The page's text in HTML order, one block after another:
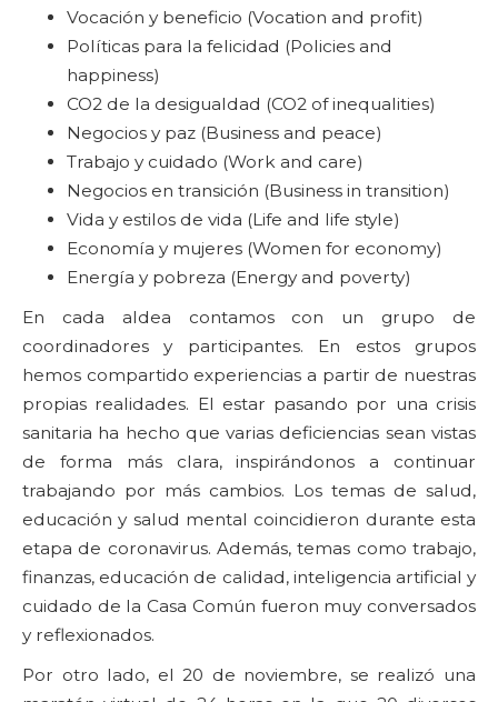
Vocación y beneficio (Vocation and profit)
Políticas para la felicidad (Policies and
happiness)
CO2 de la desigualdad (CO2 of inequalities)
Negocios y paz (Business and peace)
Trabajo y cuidado (Work and care)
Negocios en transición (Business in transition)
Vida y estilos de vida (Life and life style)
Economía y mujeres (Women for economy)
Energía y pobreza (Energy and poverty)
En cada aldea contamos con un grupo de
coordinadores y participantes. En estos grupos
hemos compartido experiencias a partir de nuestras
propias realidades. El estar pasando por una crisis
sanitaria ha hecho que varias deficiencias sean vistas
de forma más clara, inspirándonos a continuar
trabajando por más cambios. Los temas de salud,
educación y salud mental coincidieron durante esta
etapa de coronavirus. Además, temas como trabajo,
finanzas, educación de calidad, inteligencia artificial y
cuidado de la Casa Común fueron muy conversados
y reflexionados.
Por otro lado, el 20 de noviembre, se realizó una